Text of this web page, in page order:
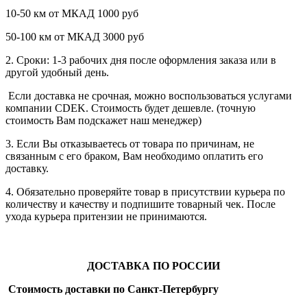
10-50 км от МКАД 1000 руб
50-100 км от МКАД 3000 руб
2. Сроки: 1-3 рабочих дня после оформления заказа или в
другой удобный день.
Если доставка не срочная, можно воспользоваться услугами
компании СDEK. Стоимость будет дешевле. (точную
стоимость Вам подскажет наш менеджер)
3. Если Вы отказываетесь от товара по причинам, не
связанным с его браком, Вам необходимо оплатить его
доставку.
4. Обязательно проверяйте товар в присутствии курьера по
количеству и качеству и подпишите товарный чек. После
ухода курьера притензии не принимаются.
ДОСТАВКА ПО РОССИИ
Стоимость доставки по Санкт-Петербургу